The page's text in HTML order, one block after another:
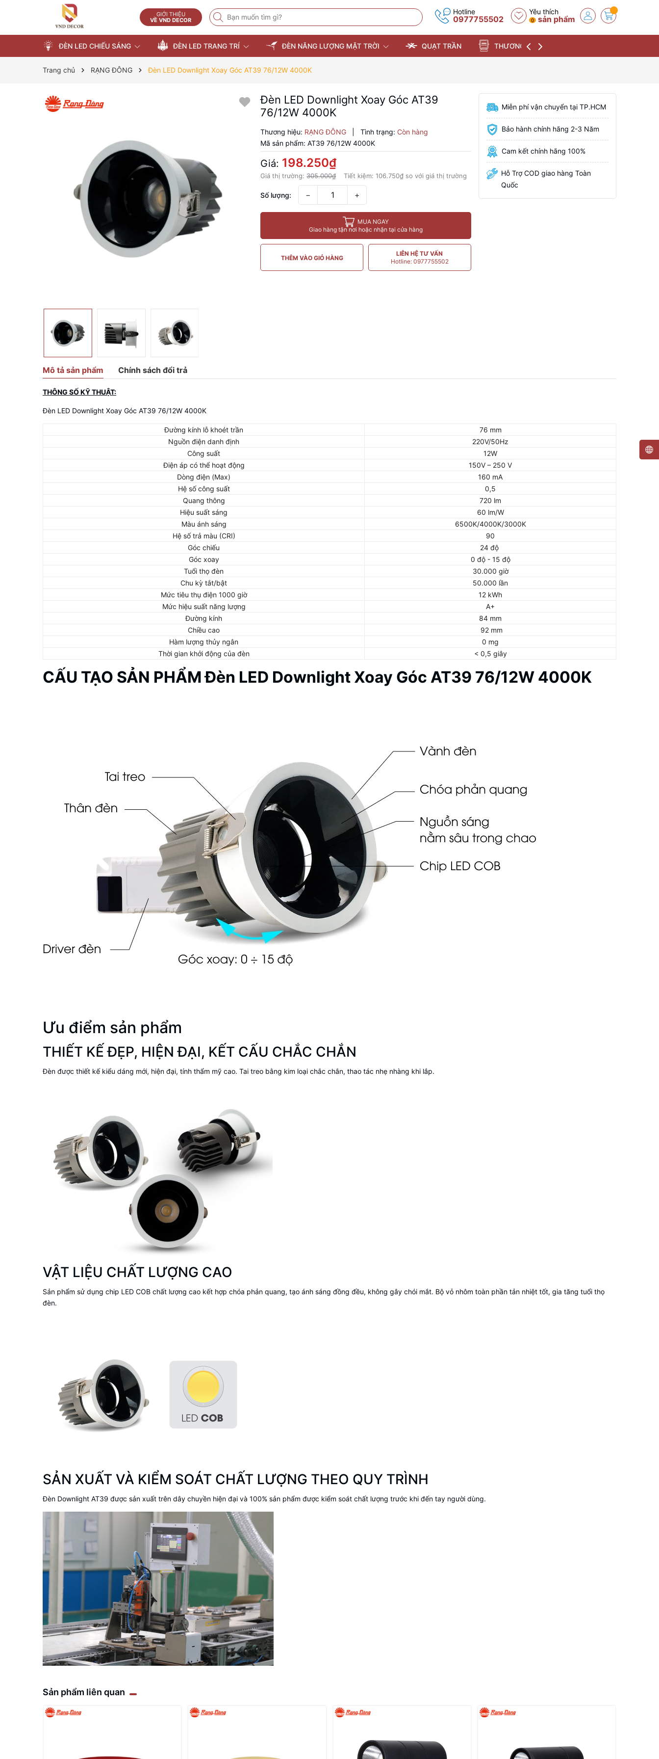
GIỚI THIỆU
VỀ VND DECOR
Hotline
0977755502
Yêu thích
0 sản phẩm
ĐÈN LED CHIẾU SÁNG ĐÈN LED TRANG TRÍ ĐÈN NĂNG LƯỢNG MẶT TRỜI QUẠT TRẦN THƯƠNG HIỆU
Trang chủ RẠNG ĐÔNG Đèn LED Downlight Xoay Góc AT39 76/12W 4000K
Đèn LED Downlight Xoay Góc AT39
76/12W 4000K
Thương hiệu: RẠNG ĐÔNG Tình trạng: Còn hàng
Mã sản phẩm: AT39 76/12W 4000K
Giá: 198.250₫
Giá thị trường:305.000₫ Tiết kiệm:106.750₫ so với giá thị trường
Số lượng: − +
MUA NGAY
Giao hàng tận nơi hoặc nhận tại cửa hàng
THÊM VÀO GIỎ HÀNG
LIÊN HỆ TƯ VẤN
Hotline: 0977755502
Miễn phí vận chuyển tại TP.HCM
Bảo hành chính hãng 2-3 Năm
Cam kết chính hãng 100%
Hỗ Trợ COD giao hàng Toàn
Quốc
Mô tả sản phẩm Chính sách đổi trả
THÔNG SỐ KỸ THUẬT:
Đèn LED Downlight Xoay Góc AT39 76/12W 4000K
Đường kính lỗ khoét trần
76 mm
Nguồn điện danh định
220V/50Hz
Công suất
12W
Điện áp có thể hoạt động
150V – 250 V
Dòng điện (Max)
160 mA
Hệ số công suất
0,5
Quang thông
720 lm
Hiệu suất sáng
60 lm/W
Màu ánh sáng
6500K/4000K/3000K
Hệ số trả màu (CRI)
90
Góc chiếu
24 độ
Góc xoay
0 độ - 15 độ
Tuổi thọ đèn
30.000 giờ
Chu kỳ tắt/bật
50.000 lần
Mức tiêu thụ điện 1000 giờ
12 kWh
Mức hiệu suất năng lượng
A+
Đường kính
84 mm
Chiều cao
92 mm
Hàm lượng thủy ngân
0 mg
Thời gian khởi động của đèn
< 0,5 giây
CẤU TẠO SẢN PHẨM Đèn LED Downlight Xoay Góc AT39 76/12W 4000K
Ưu điểm sản phẩm
THIẾT KẾ ĐẸP, HIỆN ĐẠI, KẾT CẤU CHẮC CHẮN
Đèn được thiết kế kiểu dáng mới, hiện đại, tính thẩm mỹ cao. Tai treo bằng kim loại chắc chắn, thao tác nhẹ nhàng khi lắp.
VẬT LIỆU CHẤT LƯỢNG CAO
Sản phẩm sử dụng chip LED COB chất lượng cao kết hợp chóa phản quang, tạo ánh sáng đồng đều, không gây chói mắt. Bộ vỏ nhôm toàn phần tản nhiệt tốt, gia tăng tuổi thọ
đèn.
SẢN XUẤT VÀ KIỂM SOÁT CHẤT LƯỢNG THEO QUY TRÌNH
Đèn Downlight AT39 được sản xuất trên dây chuyền hiện đại và 100% sản phẩm được kiểm soát chất lượng trước khi đến tay người dùng.
Sản phẩm liên quan